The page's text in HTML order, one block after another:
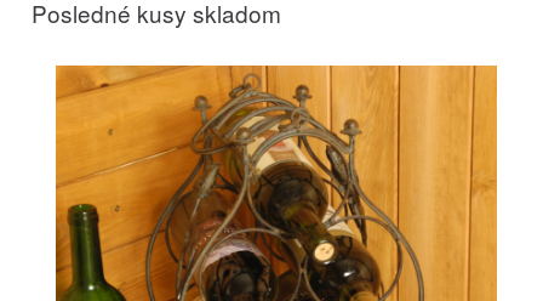
Posledné kusy skladom